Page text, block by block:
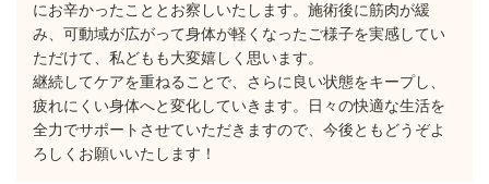
にお辛かったこととお察しいたします。施術後に筋肉が緩
み、可動域が広がって身体が軽くなったご様子を実感してい
ただけて、私どもも大変嬉しく思います。
​継続してケアを重ねることで、さらに良い状態をキープし、
疲れにくい身体へと変化していきます。日々の快適な生活を
全力でサポートさせていただきますので、今後ともどうぞよ
ろしくお願いいたします！